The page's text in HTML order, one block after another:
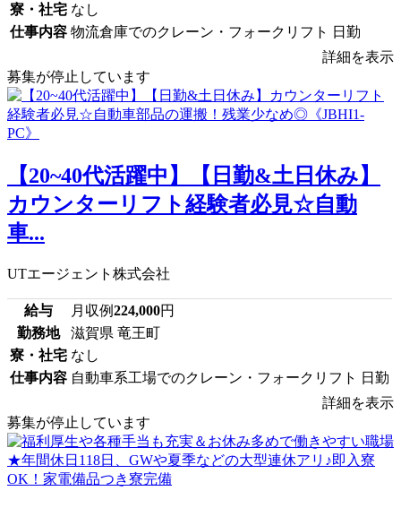
寮・社宅 なし
仕事内容 物流倉庫でのクレーン・フォークリフト 日勤
詳細を表示
募集が停止しています
【20~40代活躍中】【日勤&土日休み】
カウンターリフト経験者必見☆自動
車...
UTエージェント株式会社
給与 月収例224,000円
勤務地
滋賀県 竜王町
寮・社宅 なし
仕事内容 自動車系工場でのクレーン・フォークリフト 日勤
詳細を表示
募集が停止しています